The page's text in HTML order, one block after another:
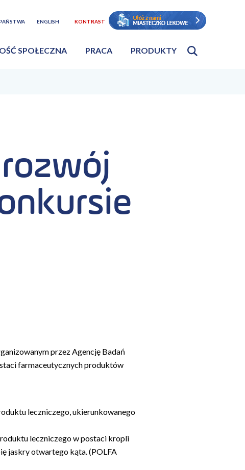
ENGLISH KONTRAST
SPOŁECZNA PRACA PRODUKTY
przez Agencję Badań
farmaceutycznych produktów
leczniczego, ukierunkowanego
leczniczego w postaci kropli
jaskry otwartego kąta. (POLFA